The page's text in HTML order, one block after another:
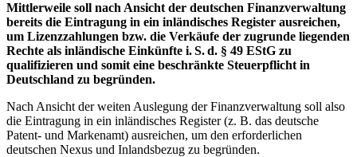
Mittlerweile soll nach Ansicht der deutschen Finanzverwaltung
bereits die Eintragung in ein inländisches Register ausreichen,
um Lizenzzahlungen bzw. die Verkäufe der zugrunde liegenden
Rechte als inländische Einkünfte i. S. d. § 49 EStG zu
qualifizieren und somit eine beschränkte Steuerpflicht in
Deutschland zu begründen.
Nach Ansicht der weiten Auslegung der Finanzverwaltung soll also
die Eintragung in ein inländisches Register (z. B. das deutsche
Patent- und Markenamt) ausreichen, um den erforderlichen
deutschen Nexus und Inlandsbezug zu begründen.